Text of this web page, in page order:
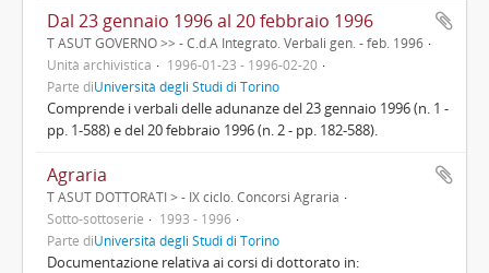
Dal 23 gennaio 1996 al 20 febbraio 1996
T ASUT GOVERNO >> - C.d.A Integrato. Verbali gen. - feb. 1996
Unità archivistica
1996-01-23 - 1996-02-20
Parte diUniversità degli Studi di Torino
Comprende i verbali delle adunanze del 23 gennaio 1996 (n. 1 -
pp. 1-588) e del 20 febbraio 1996 (n. 2 - pp. 182-588).
Agraria
T ASUT DOTTORATI > - IX ciclo. Concorsi Agraria
Sotto-sottoserie
1993 - 1996
Parte diUniversità degli Studi di Torino
Documentazione relativa ai corsi di dottorato in: